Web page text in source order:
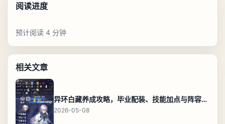
阅读进度
预计阅读 4 分钟
相关文章
异环白藏养成攻略，毕业配装、技能加点与阵容搭配保姆级解析
2026-05-08